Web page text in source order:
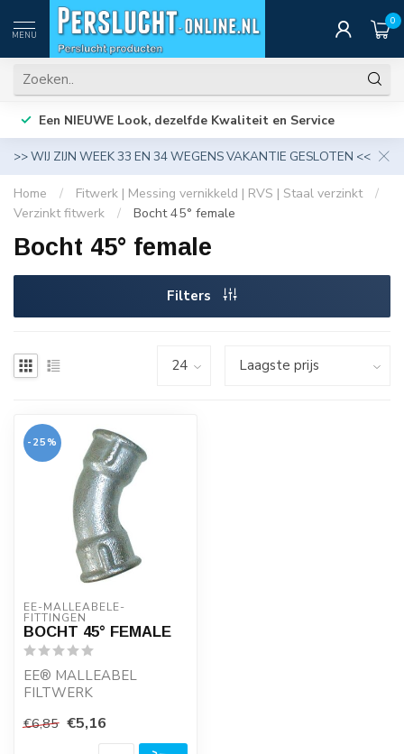
MENU
0
Een NIEUWE Look, dezelfde Kwaliteit en Service
>> WIJ ZIJN WEEK 33 EN 34 WEGENS VAKANTIE GESLOTEN <<
Home / Fitwerk | Messing vernikkeld | RVS | Staal verzinkt
/
Verzinkt fitwerk
/ Bocht 45° female
Bocht 45° female
Filters
-25%
EE-MALLEABELE-
FITTINGEN
BOCHT 45° FEMALE
EE® MALLEABEL
FILTWERK
- Geproduceerd van
recycled ijzer onder ISO
€6,85 €5,16